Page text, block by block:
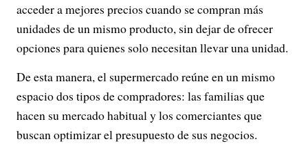
acceder a mejores precios cuando se compran más
unidades de un mismo producto, sin dejar de ofrecer
opciones para quienes solo necesitan llevar una unidad.
De esta manera, el supermercado reúne en un mismo
espacio dos tipos de compradores: las familias que
hacen su mercado habitual y los comerciantes que
buscan optimizar el presupuesto de sus negocios.